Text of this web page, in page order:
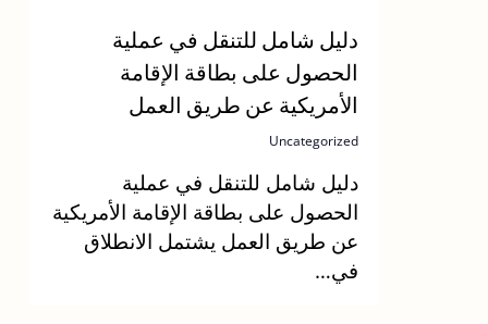
دليل شامل للتنقل في عملية
الحصول على بطاقة الإقامة
الأمريكية عن طريق العمل
Uncategorized
دليل شامل للتنقل في عملية
الحصول على بطاقة الإقامة الأمريكية
عن طريق العمل يشتمل الانطلاق
في…